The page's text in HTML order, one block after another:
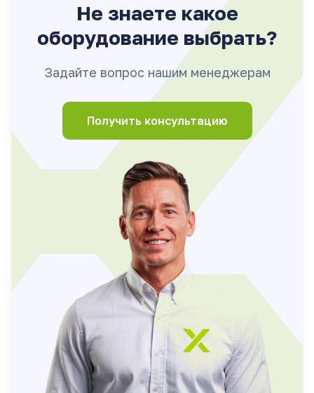
Не знаете какое
оборудование выбрать?
Задайте вопрос нашим менеджерам
Получить консультацию